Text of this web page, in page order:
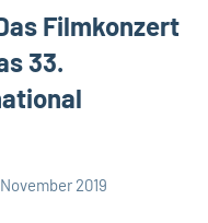
Filmkonzert
33.
2019